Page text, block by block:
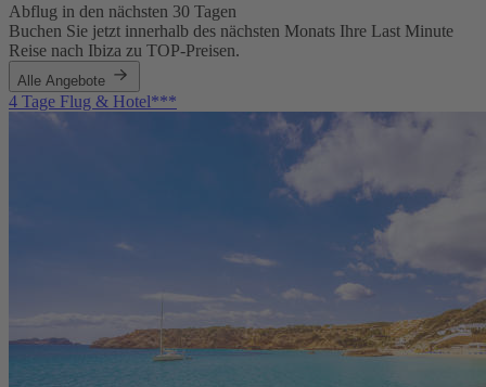
Abflug in den nächsten 30 Tagen
Buchen Sie jetzt innerhalb des nächsten Monats Ihre Last Minute
Reise nach Ibiza zu TOP-Preisen.
Alle Angebote
4 Tage Flug & Hotel***